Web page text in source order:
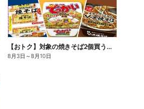
【おトク】対象の焼きそば2個買うと100円引き!
8月3日 ～8月10日